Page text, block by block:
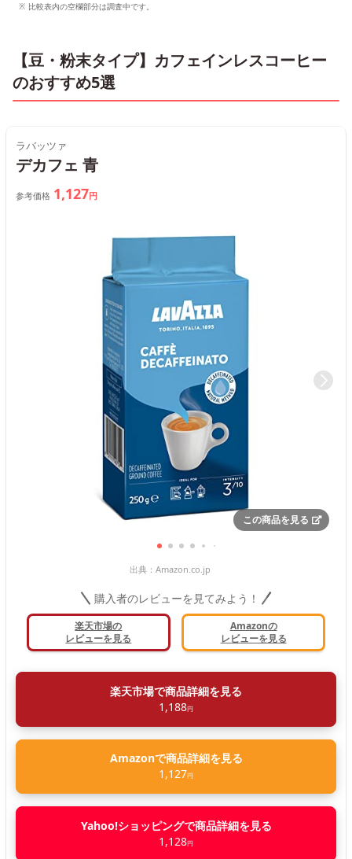
比較表内の空欄部分は調査中です。
【豆・粉末タイプ】カフェインレスコーヒー
のおすすめ5選
ラバッツァ
デカフェ 青
参考価格 1,127円
この商品を見る
出典： Amazon.co.jp
購入者のレビューを見てみよう！
楽天市場の
レビューを見る
Amazonの
レビューを見る
楽天市場で商品詳細を見る
1,188円
Amazonで商品詳細を見る
1,127円
Yahoo!ショッピングで商品詳細を見る
1,128円